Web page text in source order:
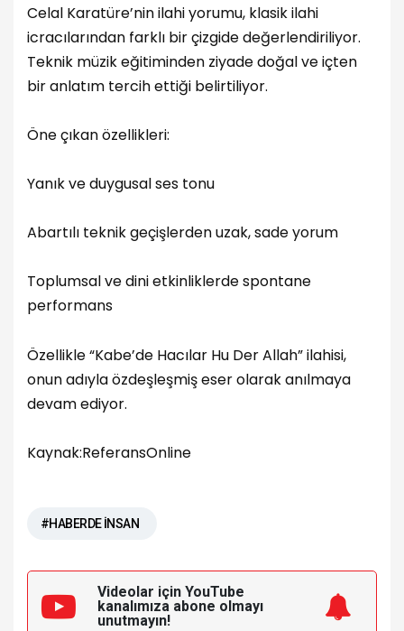
Celal Karatüre’nin ilahi yorumu, klasik ilahi
icracılarından farklı bir çizgide değerlendiriliyor.
Teknik müzik eğitiminden ziyade doğal ve içten
bir anlatım tercih ettiği belirtiliyor.
Öne çıkan özellikleri:
Yanık ve duygusal ses tonu
Abartılı teknik geçişlerden uzak, sade yorum
Toplumsal ve dini etkinliklerde spontane
performans
Özellikle “Kabe’de Hacılar Hu Der Allah” ilahisi,
onun adıyla özdeşleşmiş eser olarak anılmaya
devam ediyor.
Kaynak:ReferansOnline
#HABERDE İNSAN
Videolar için YouTube
kanalımıza abone olmayı
unutmayın!